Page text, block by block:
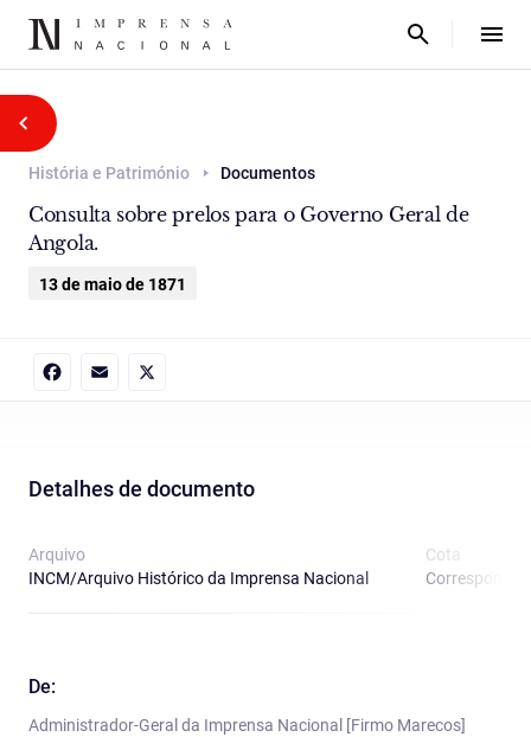
História e Património Documentos
Consulta sobre prelos para o Governo Geral de
Angola.
13 de maio de 1871
Detalhes de documento
Arquivo
INCM/Arquivo Histórico da Imprensa Nacional
Cota
De:
Administrador-Geral da Imprensa Nacional [Firmo Marecos]